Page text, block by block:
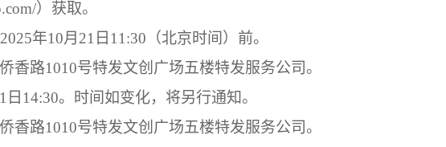
）获取。
2025年10月 21 日 11 :30 （北京时间 ） 前。
香路1010号特发文创广场五楼特发服务公司 。
日 14:30。
时间如变化，将另行通知。
香路1010号特发文创广场五楼特发服务公司 。